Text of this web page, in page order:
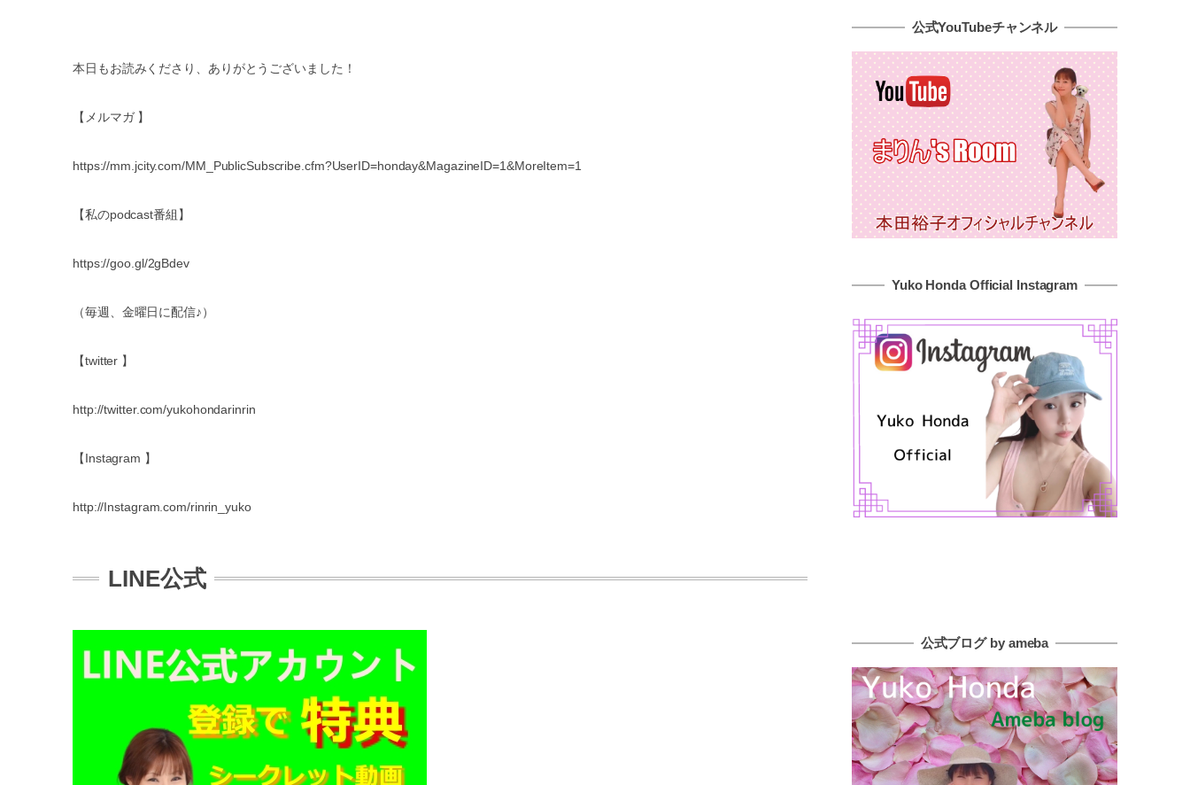
本日もお読みくださり、ありがとうございました！
【メルマガ 】
https://mm.jcity.com/MM_PublicSubscribe.cfm?UserID=honday&MagazineID=1&MoreItem=1
【私のpodcast番組】
https://goo.gl/2gBdev
（毎週、金曜日に配信♪）
【twitter 】
http://twitter.com/yukohondarinrin
【Instagram 】
http://Instagram.com/rinrin_yuko
LINE公式
公式YouTubeチャンネル
Yuko Honda Official Instagram
公式ブログ by ameba